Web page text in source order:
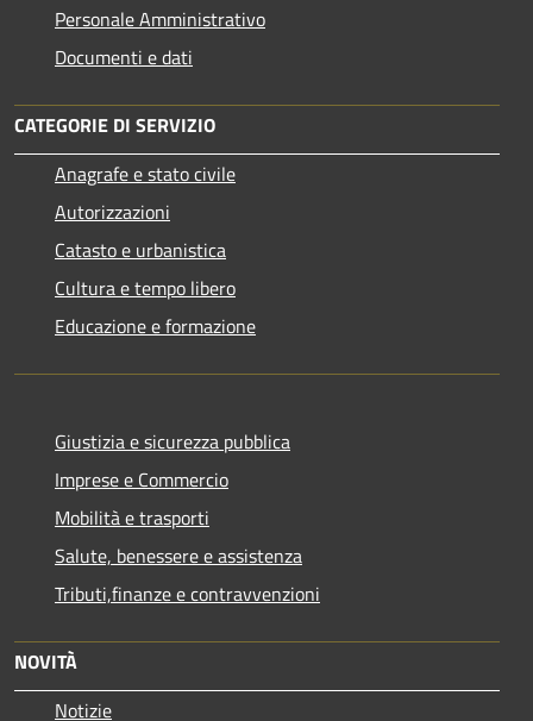
Personale Amministrativo
Documenti e dati
CATEGORIE DI SERVIZIO
Anagrafe e stato civile
Autorizzazioni
Catasto e urbanistica
Cultura e tempo libero
Educazione e formazione
Giustizia e sicurezza pubblica
Imprese e Commercio
Mobilità e trasporti
Salute, benessere e assistenza
Tributi,finanze e contravvenzioni
NOVITÀ
Notizie